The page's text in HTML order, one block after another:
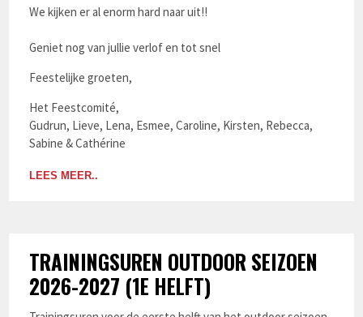
We kijken er al enorm hard naar uit!!
Geniet nog van jullie verlof en tot snel
Feestelijke groeten,
Het Feestcomité,
Gudrun, Lieve, Lena, Esmee, Caroline, Kirsten, Rebecca,
Sabine & Cathérine
LEES MEER..
TRAININGSUREN OUTDOOR SEIZOEN
2026-2027 (1E HELFT)